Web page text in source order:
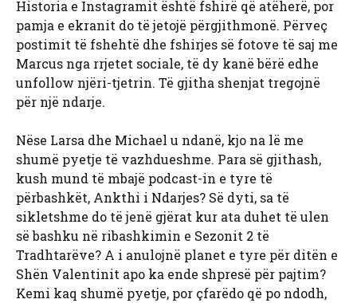
Historia e Instagramit është fshirë që atëherë, por
pamja e ekranit do të jetojë përgjithmonë. Përveç
postimit të fshehtë dhe fshirjes së fotove të saj me
Marcus nga rrjetet sociale, të dy kanë bërë edhe
unfollow njëri-tjetrin. Të gjitha shenjat tregojnë
për një ndarje.
Nëse Larsa dhe Michael u ndanë, kjo na lë me
shumë pyetje të vazhdueshme. Para së gjithash,
kush mund të mbajë podcast-in e tyre të
përbashkët, Ankthi i Ndarjes? Së dyti, sa të
sikletshme do të jenë gjërat kur ata duhet të ulen
së bashku në ribashkimin e Sezonit 2 të
Tradhtarëve? A i anulojnë planet e tyre për ditën e
Shën Valentinit apo ka ende shpresë për pajtim?
Kemi kaq shumë pyetje, por çfarëdo që po ndodh,